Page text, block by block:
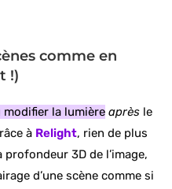
comme en
!)
la lumière après le
à Relight, rien de plus
3D de l’image,
d’une scène comme si